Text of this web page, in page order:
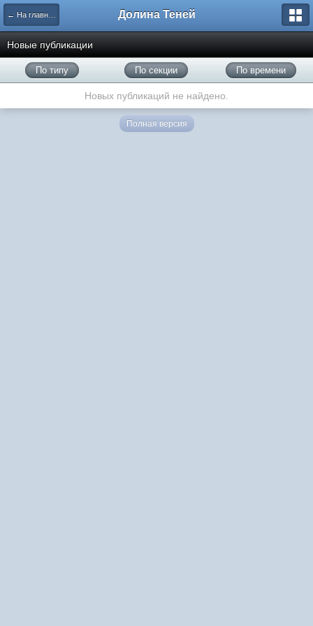
← На главную Долина Теней
Новые публикации
По типу По секции По времени
Новых публикаций не найдено.
Полная версия